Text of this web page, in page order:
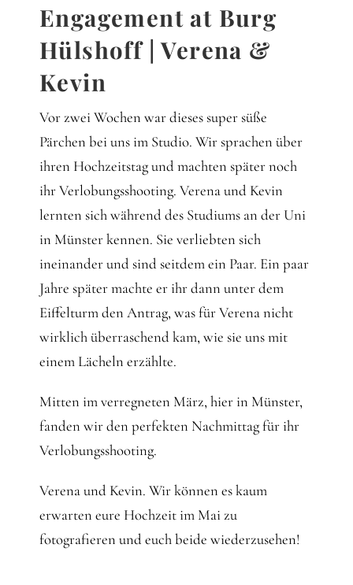
Engagement at Burg
Hülshoff | Verena &
Kevin
Vor zwei Wochen war dieses super süße
Pärchen bei uns im Studio. Wir sprachen über
ihren Hochzeitstag und machten später noch
ihr Verlobungsshooting. Verena und Kevin
lernten sich während des Studiums an der Uni
in Münster kennen. Sie verliebten sich
ineinander und sind seitdem ein Paar. Ein paar
Jahre später machte er ihr dann unter dem
Eiffelturm den Antrag, was für Verena nicht
wirklich überraschend kam, wie sie uns mit
einem Lächeln erzählte.
Mitten im verregneten März, hier in Münster,
fanden wir den perfekten Nachmittag für ihr
Verlobungsshooting.
Verena und Kevin. Wir können es kaum
erwarten eure Hochzeit im Mai zu
fotografieren und euch beide wiederzusehen!